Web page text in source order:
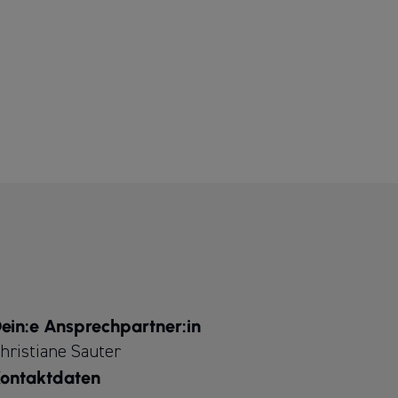
Ansprechpartner:in
Sauter